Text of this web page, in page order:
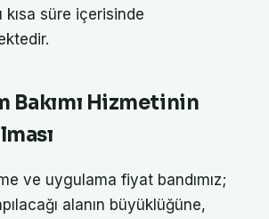
kısa süre içerisinde
Bakımı Hizmetinin
ve uygulama fiyat bandımız;
alanın büyüklüğüne,